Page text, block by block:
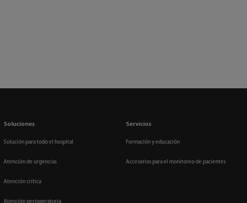
Soluciones
Solución para todo el hospital
Atención de urgencias
Atención crítica
Atención perioperatoria
Servicios
Formación y educación
Accesorios para el monitoreo de pacientes